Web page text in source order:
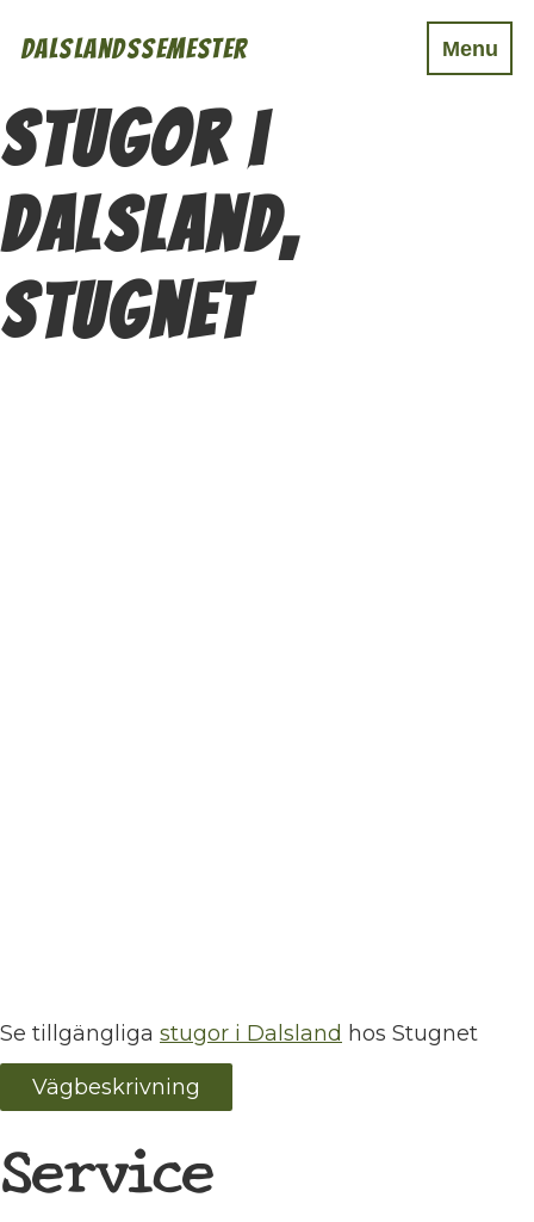
Dalslandssemester Menu
Mat & Dryck
Aktiviteter
Event
Övrigt
Stugor i
Dalsland,
Stugnet
Se tillgängliga stugor i Dalsland hos Stugnet
Vägbeskrivning
Service